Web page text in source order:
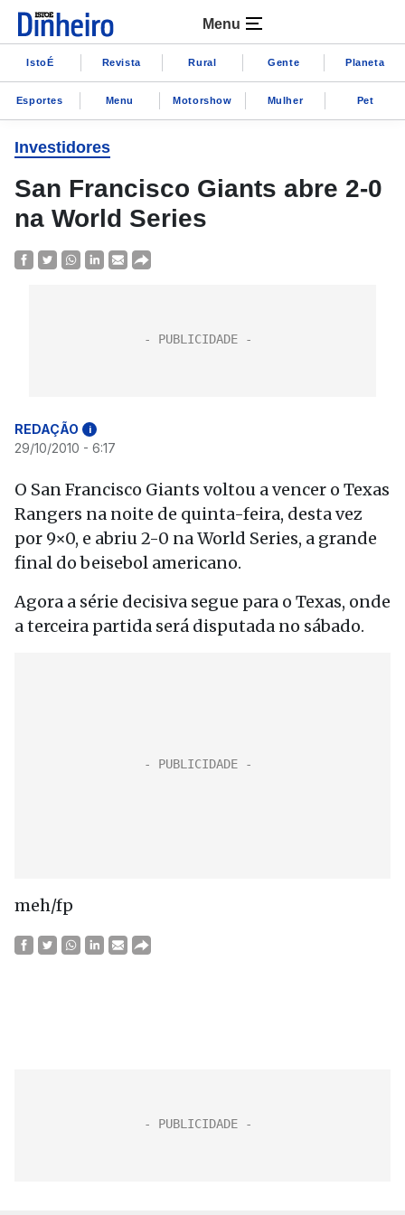
Menu
IstoÉ Revista Rural Gente Planeta
Esportes Menu Motorshow Mulher Pet
Investidores
San Francisco Giants abre 2-0
na World Series
REDAÇÃO i
29/10/2010 - 6:17
O San Francisco Giants voltou a vencer o Texas
Rangers na noite de quinta-feira, desta vez
por 9×0, e abriu 2-0 na World Series, a grande
final do beisebol americano.
Agora a série decisiva segue para o Texas, onde
a terceira partida será disputada no sábado.
meh/fp